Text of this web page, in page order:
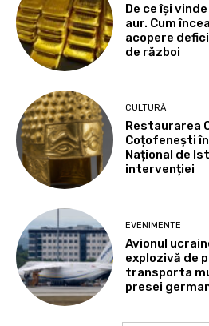
De ce își
aur. Cum
acopere
de război
CULTURĂ
Restaurarea
Coțofenești
Național de
intervenției
EVENIMENTE
Avionul
explozivă de
transporta
presei